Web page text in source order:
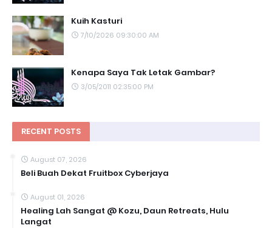
Kuih Kasturi
7/10/2026 09:30:00 AM
Kenapa Saya Tak Letak Gambar?
3/05/2011 02:35:00 PM
RECENT POSTS
August 07, 2026
Beli Buah Dekat Fruitbox Cyberjaya
August 01, 2026
Healing Lah Sangat @ Kozu, Daun Retreats, Hulu
Langat